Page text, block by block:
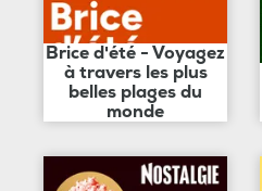
Brice d'été - Voyagez
à travers les plus
belles plages du
monde